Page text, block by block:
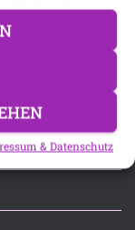
& Datenschutz